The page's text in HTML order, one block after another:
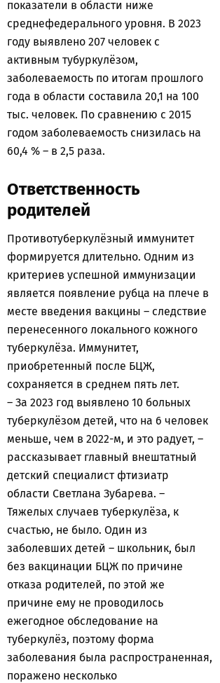
показатели в области ниже
среднефедерального уровня. В 2023
году выявлено 207 человек с
активным тубуркулёзом,
заболеваемость по итогам прошлого
года в области составила 20,1 на 100
тыс. человек. По сравнению с 2015
годом заболеваемость снизилась на
60,4 % – в 2,5 раза.
Ответственность
родителей
Противотуберкулёзный иммунитет
формируется длительно. Одним из
критериев успешной иммунизации
является появление рубца на плече в
месте введения вакцины – следствие
перенесенного локального кожного
туберкулёза. Иммунитет,
приобретенный после БЦЖ,
сохраняется в среднем пять лет.
– За 2023 год выявлено 10 больных
туберкулёзом детей, что на 6 человек
меньше, чем в 2022-м, и это радует, –
рассказывает главный внештатный
детский специалист фтизиатр
области Светлана Зубарева. –
Тяжелых случаев туберкулёза, к
счастью, не было. Один из
заболевших детей – школьник, был
без вакцинации БЦЖ по причине
отказа родителей, по этой же
причине ему не проводилось
ежегодное обследование на
туберкулёз, поэтому форма
заболевания была распространенная,
поражено несколько